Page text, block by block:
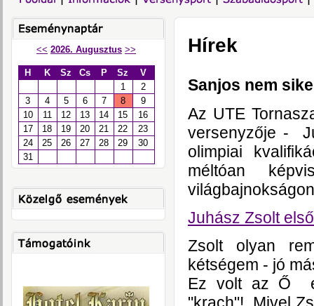
<< 2026. Augusztus >>
H K Sz Cs P Sz
V
1
2
3
4 5 6 7 8
9
10
11 12 13 14 15
16
17
18 19 20 21 22
23
24
25 26 27 28 29
30
31
Hírek
Sanjos nem
Az UTE
versenyzője -
olimpiai
méltóan
Juhász Zsolt
Zsolt olyan
kétségem - jó
Ez volt az Ő